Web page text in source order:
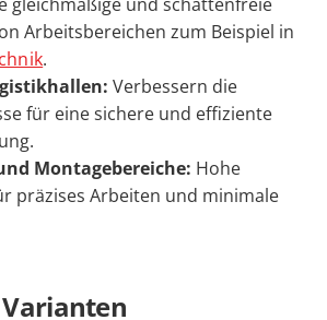
Arbeitsbereichen zum Beispiel in
.
Verbessern die
für eine sichere und effiziente
Montagebereiche: Hohe
präzises Arbeiten und minimale